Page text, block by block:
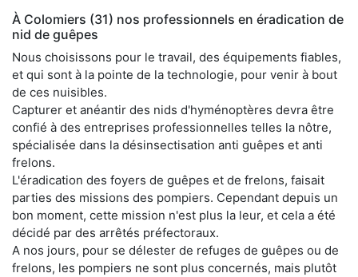
À Colomiers (31) nos professionnels en éradication de
nid de guêpes
Nous choisissons pour le travail, des équipements fiables,
et qui sont à la pointe de la technologie, pour venir à bout
de ces nuisibles.
Capturer et anéantir des nids d'hyménoptères devra être
confié à des entreprises professionnelles telles la nôtre,
spécialisée dans la désinsectisation anti guêpes et anti
frelons.
L'éradication des foyers de guêpes et de frelons, faisait
parties des missions des pompiers. Cependant depuis un
bon moment, cette mission n'est plus la leur, et cela a été
décidé par des arrêtés préfectoraux.
A nos jours, pour se délester de refuges de guêpes ou de
frelons, les pompiers ne sont plus concernés, mais plutôt